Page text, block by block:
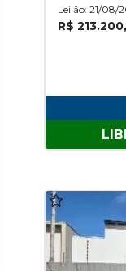
Leilão: 21/08/
R$